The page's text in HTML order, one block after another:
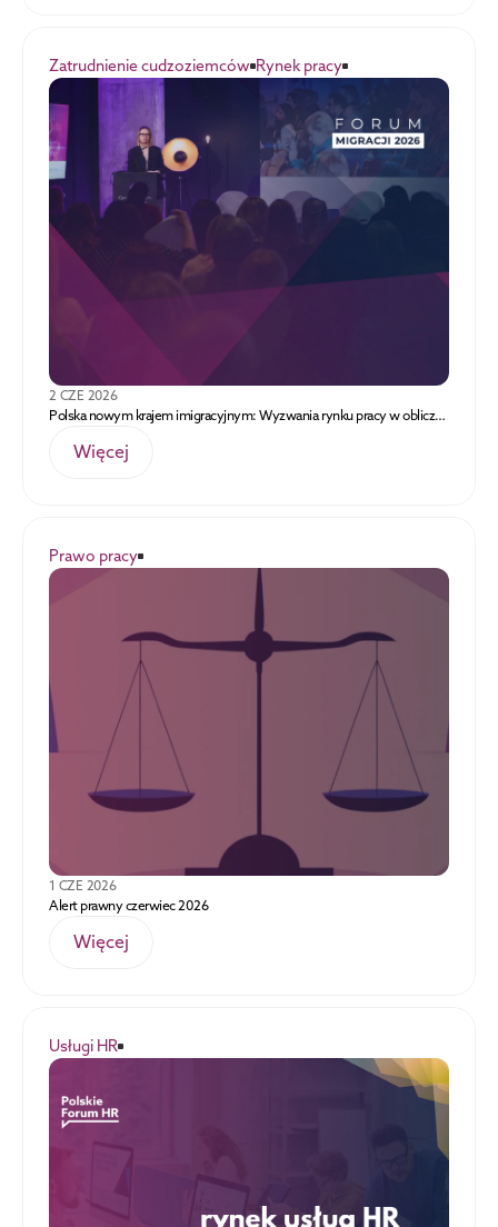
Zatrudnienie cudzoziemców Rynek pracy
2 CZE 2026
Polska nowym krajem imigracyjnym: Wyzwania rynku pracy w obliczu
Więcej
Prawo pracy
1 CZE 2026
Alert prawny czerwiec 2026
Więcej
Usługi HR